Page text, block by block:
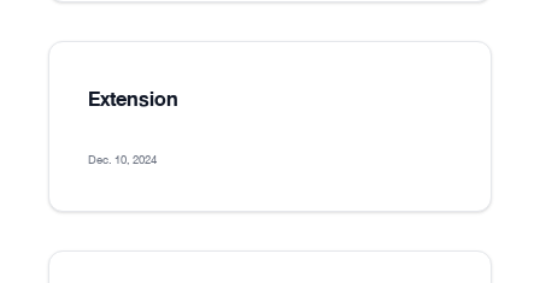
Extension
Dec. 10, 2024